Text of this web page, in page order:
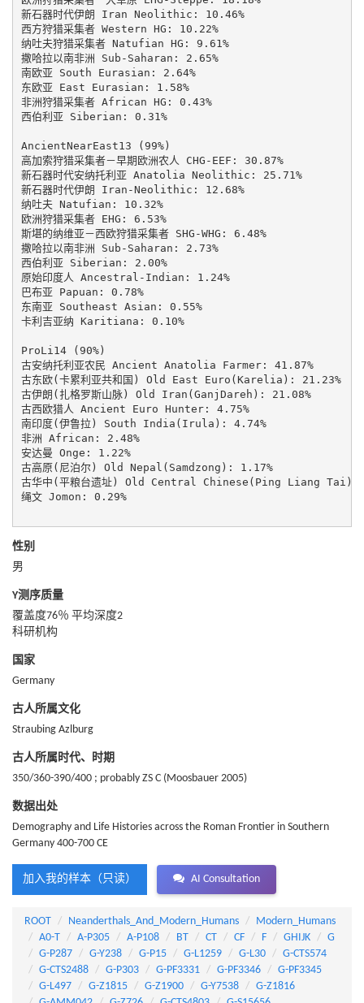
新石器时代伊朗 Iran Neolithic: 10.46%
西方狩猎采集者 Western HG: 10.22%
纳吐夫狩猎采集者 Natufian HG: 9.61%
撒哈拉以南非洲 Sub-Saharan: 2.65%
南欧亚 South Eurasian: 2.64%
东欧亚 East Eurasian: 1.58%
非洲狩猎采集者 African HG: 0.43%
西伯利亚 Siberian: 0.31%
AncientNearEast13 (99%)
高加索狩猎采集者－早期欧洲农人 CHG-EEF: 30.87%
新石器时代安纳托利亚 Anatolia Neolithic: 25.71%
新石器时代伊朗 Iran-Neolithic: 12.68%
纳吐夫 Natufian: 10.32%
欧洲狩猎采集者 EHG: 6.53%
斯堪的纳维亚－西欧狩猎采集者 SHG-WHG: 6.48%
撒哈拉以南非洲 Sub-Saharan: 2.73%
西伯利亚 Siberian: 2.00%
原始印度人 Ancestral-Indian: 1.24%
巴布亚 Papuan: 0.78%
东南亚 Southeast Asian: 0.55%
卡利吉亚纳 Karitiana: 0.10%
ProLi14 (90%)
古安纳托利亚农民 Ancient Anatolia Farmer: 41.87%
古东欧(卡累利亚共和国) Old East Euro(Karelia): 21.23%
古伊朗(扎格罗斯山脉) Old Iran(GanjDareh): 21.08%
古西欧猎人 Ancient Euro Hunter: 4.75%
南印度(伊鲁拉) South India(Irula): 4.74%
非洲 African: 2.48%
安达曼 Onge: 1.22%
古高原(尼泊尔) Old Nepal(Samdzong): 1.17%
古华中(平粮台遗址) Old Central Chinese(Ping Liang Tai):
绳文 Jomon: 0.29%
性别
男
Y测序质量
覆盖度76％ 平均深度2
科研机构
国家
Germany
古人所属文化
Straubing Azlburg
古人所属时代、时期
350/360-390/400 ; probably ZS C (Moosbauer 2005)
数据出处
Demography and Life Histories across the Roman Frontier in Southern
Germany 400-700 CE
加入我的样本（只读） AI Consultation
ROOT Neanderthals_And_Modern_Humans
Modern_Humans
A0-T
A-P305 A-P108 BT CT CF F GHIJK
G
G-P287
G-Y238 G-P15 G-L1259 G-L30
G-CTS574
G-CTS2488
G-P303 G-PF3331 G-PF3346
G-PF3345
G-L497
G-Z1815 G-Z1900 G-Y7538
G-Z1816